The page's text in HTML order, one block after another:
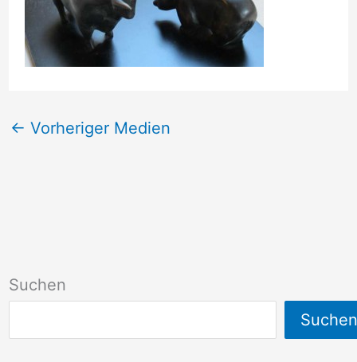
Suchen
Suchen
← Vorheriger Medien